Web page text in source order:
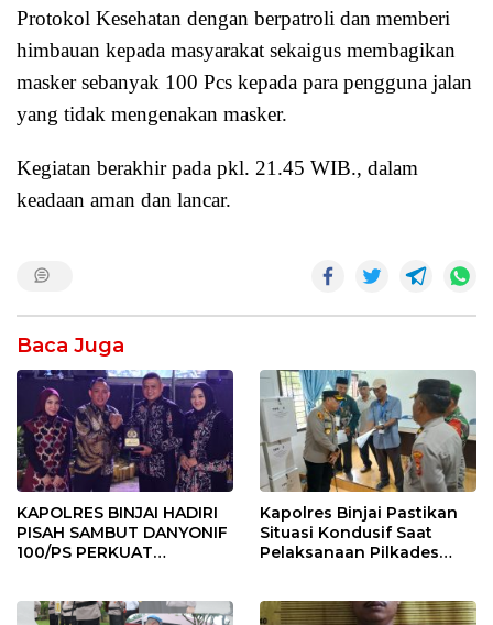
Protokol Kesehatan dengan berpatroli dan memberi
himbauan kepada masyarakat sekaigus membagikan
masker sebanyak 100 Pcs kepada para pengguna jalan
yang tidak mengenakan masker.
Kegiatan berakhir pada pkl. 21.45 WIB., dalam
keadaan aman dan lancar.
Baca Juga
KAPOLRES BINJAI HADIRI
PISAH SAMBUT DANYONIF
100/PS PERKUAT
Kapolres Binjai Pastikan
Situasi Kondusif Saat
Pelaksanaan Pilkades